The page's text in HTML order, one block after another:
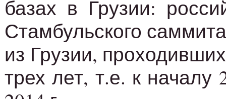
базах в Грузии:
Стамбульского
из Грузии,
трех лет, т.е. к